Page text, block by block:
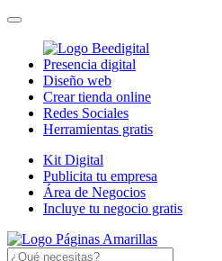
Presencia digital
Diseño web
Crear tienda online
Redes Sociales
Herramientas gratis
Kit Digital
Publicita tu empresa
Área de Negocios
Incluye tu negocio gratis